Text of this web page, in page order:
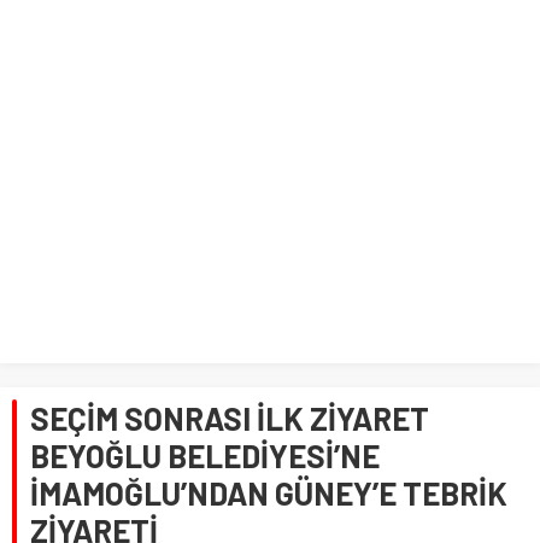
SEÇİM SONRASI İLK ZİYARET
BEYOĞLU BELEDİYESİ’NE
İMAMOĞLU’NDAN GÜNEY’E TEBRİK
ZİYARETİ